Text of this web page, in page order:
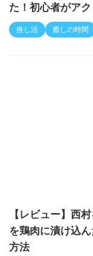
た！初心者がア
推し活 癒しの時間
【レビュー】西
を鶏肉に漬け込
方法